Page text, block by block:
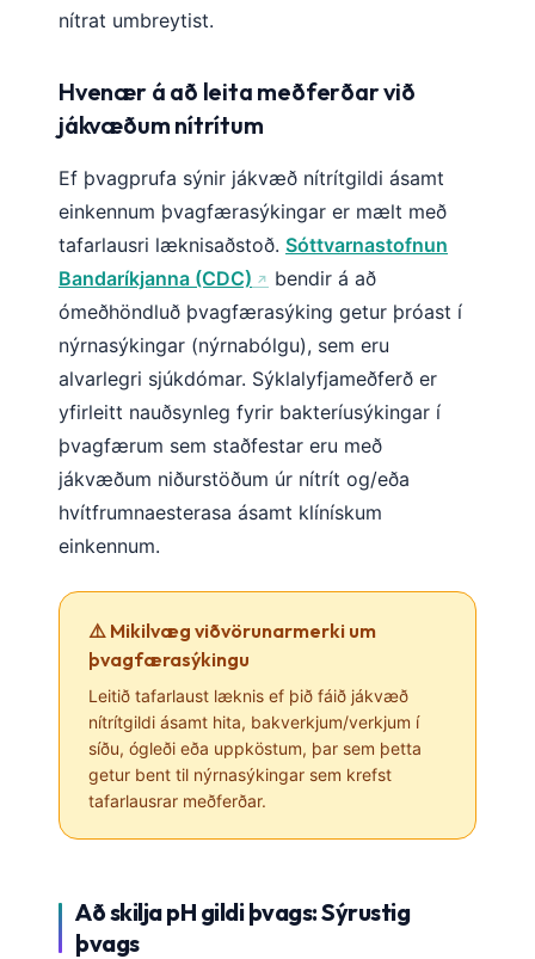
nítrat umbreytist.
Hvenær á að leita meðferðar við
jákvæðum nítrítum
Ef þvagprufa sýnir jákvæð nítrítgildi ásamt
einkennum þvagfærasýkingar er mælt með
tafarlausri læknisaðstoð. Sóttvarnastofnun
Bandaríkjanna (CDC)
bendir á að
ómeðhöndluð þvagfærasýking getur þróast í
nýrnasýkingar (nýrnabólgu), sem eru
alvarlegri sjúkdómar. Sýklalyfjameðferð er
yfirleitt nauðsynleg fyrir bakteríusýkingar í
þvagfærum sem staðfestar eru með
jákvæðum niðurstöðum úr nítrít og/eða
hvítfrumnaesterasa ásamt klínískum
einkennum.
⚠️ Mikilvæg viðvörunarmerki um
þvagfærasýkingu
Leitið tafarlaust læknis ef þið fáið jákvæð
nítrítgildi ásamt hita, bakverkjum/verkjum í
síðu, ógleði eða uppköstum, þar sem þetta
getur bent til nýrnasýkingar sem krefst
tafarlausrar meðferðar.
Að skilja pH gildi þvags: Sýrustig
þvags